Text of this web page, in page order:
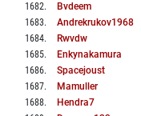
1682. Bvdeem
1683. Andrekrukov1968
1684. Rwvdw
1685. Enkynakamura
1686. Spacejoust
1687. Mamuller
1688. Hendra7